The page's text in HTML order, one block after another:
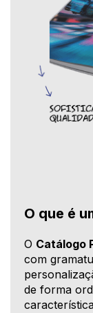
O que é
O Catálogo
com
de forma